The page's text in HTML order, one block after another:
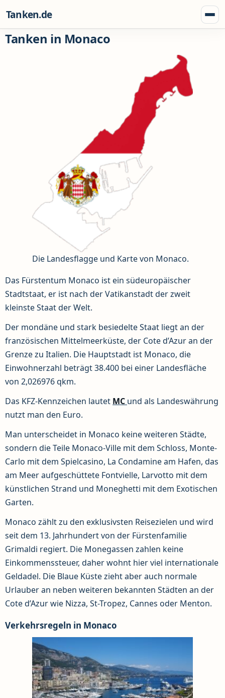
Tanken.de
Tanken in Monaco
Die Landesflagge und Karte von Monaco.
Das Fürstentum Monaco ist ein südeuropäischer
Stadtstaat, er ist nach der Vatikanstadt der zweit
kleinste Staat der Welt.
Der mondäne und stark besiedelte Staat liegt an der
französischen Mittelmeerküste, der Cote d’Azur an der
Grenze zu Italien. Die Hauptstadt ist Monaco, die
Einwohnerzahl beträgt 38.400 bei einer Landesfläche
von 2,026976 qkm.
Das KFZ-Kennzeichen lautet MC und als Landeswährung
nutzt man den Euro.
Man unterscheidet in Monaco keine weiteren Städte,
sondern die Teile Monaco-Ville mit dem Schloss, Monte-
Carlo mit dem Spielcasino, La Condamine am Hafen, das
am Meer aufgeschüttete Fontvielle, Larvotto mit dem
künstlichen Strand und Moneghetti mit dem Exotischen
Garten.
Monaco zählt zu den exklusivsten Reisezielen und wird
seit dem 13. Jahrhundert von der Fürstenfamilie
Grimaldi regiert. Die Monegassen zahlen keine
Einkommenssteuer, daher wohnt hier viel internationale
Geldadel. Die Blaue Küste zieht aber auch normale
Urlauber an neben weiteren bekannten Städten an der
Cote d’Azur wie Nizza, St-Tropez, Cannes oder Menton.
Verkehrsregeln in Monaco